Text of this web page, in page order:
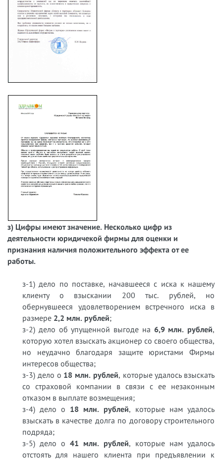
з) Цифры имеют значение. Несколько цифр из
деятельности юридичекой фирмы для оценки и
признания наличия положительного эффекта от ее
работы.
з-1) дело по поставке, начавшееся с иска к нашему
клиенту о взыскании 200 тыс. рублей, но
обернувшееся удовлетворением встречного иска в
размере 2,2 млн. рублей;
з-2) дело об упущенной выгоде на 6,9 млн. рублей,
которую хотел взыскать акционер со своего общества,
но неудачно благодаря защите юристами Фирмы
интересов общества;
з-3) дело о 18 млн. рублей, которые удалось взыскать
со страховой компании в связи с ее незаконным
отказом в выплате возмещения;
з-4) дело о 18 млн. рублей, которые нам удалось
взыскать в качестве долга по договору строительного
подряда;
з-5) дело о 41 млн. рублей, которые нам удалось
отстоять для нашего клиента при предъявлении к